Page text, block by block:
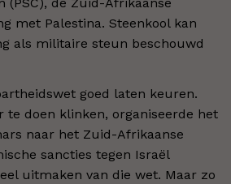
met Palestina. Steenkool kan
als militaire steun beschouwd
goed laten keuren.
te doen klinken, organiseerde het
naar het Zuid-Afrikaanse
sancties tegen Israël
uitmaken van die wet. Maar zo